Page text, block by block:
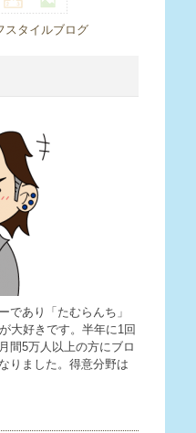
スタイルブログ
であり「たむらんち」
大好きです。半年に1回
間5万人以上の方にブロ
りました。得意分野は